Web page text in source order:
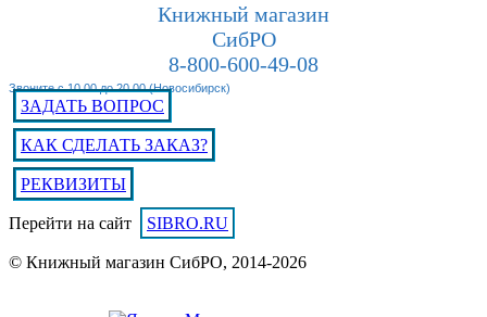
Книжный магазин
СибРО
8-800-600-49-08
Звоните с 10.00 до 20.00 (Новосибирск)
ЗАДАТЬ ВОПРОС
КАК СДЕЛАТЬ ЗАКАЗ?
РЕКВИЗИТЫ
Перейти на сайт SIBRO.RU
© Книжный магазин СибРО, 2014-2026